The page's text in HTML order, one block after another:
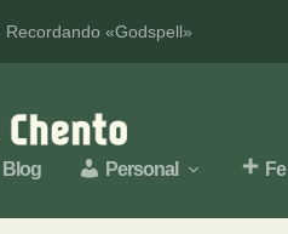
Recordando «Godspell»
Blog Personal